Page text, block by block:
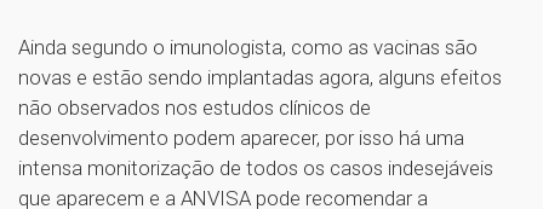
Ainda segundo o imunologista, como as vacinas são
novas e estão sendo implantadas agora, alguns efeitos
não observados nos estudos clínicos de
desenvolvimento podem aparecer, por isso há uma
intensa monitorização de todos os casos indesejáveis
que aparecem e a ANVISA pode recomendar a